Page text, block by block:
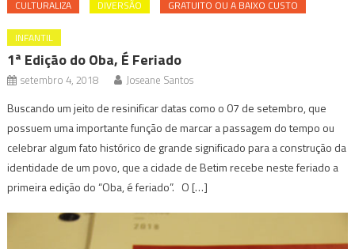
CULTURALIZA DIVERSÃO GRATUITO OU A BAIXO CUSTO
INFANTIL
1ª Edição do Oba, É Feriado
setembro 4, 2018 Joseane Santos
Buscando um jeito de resinificar datas como o 07 de setembro, que
possuem uma importante função de marcar a passagem do tempo ou
celebrar algum fato histórico de grande significado para a construção da
identidade de um povo, que a cidade de Betim recebe neste feriado a
primeira edição do “Oba, é feriado”. O […]